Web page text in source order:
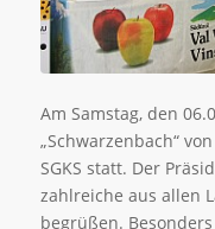
Am Samstag, den
„Schwarzenbach“
SGKS statt. Der
zahlreiche aus allen
begrüßen.